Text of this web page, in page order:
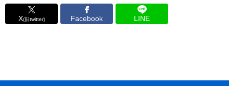
X(旧twitter) Facebook LINE